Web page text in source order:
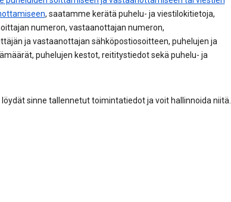
, saatamme kerätä puhelu- ja viestilokitietoja,
numeron, vastaanottajan numeron,
ja vastaanottajan sähköpostiosoitteen, puhelujen ja
puhelujen kestot, reititystiedot sekä puhelu- ja
sinne tallennetut toimintatiedot ja voit hallinnoida niitä.